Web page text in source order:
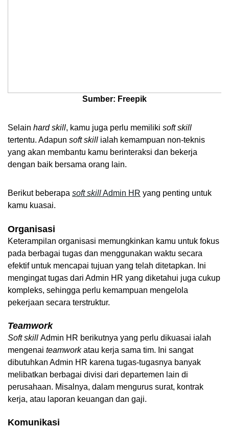
Sumber: Freepik
Selain hard skill, kamu juga perlu memiliki
tertentu. Adapun soft skill ialah kemampuan non-teknis
yang akan membantu kamu berinteraksi dan bekerja
dengan baik bersama orang lain.
Berikut beberapa soft skill Admin HR yang penting untuk
kamu kuasai.
Organisasi
Keterampilan organisasi memungkinkan kamu untuk fokus
pada berbagai tugas dan menggunakan waktu secara
efektif untuk mencapai tujuan yang telah ditetapkan. Ini
mengingat tugas dari Admin HR yang diketahui juga cukup
kompleks, sehingga perlu kemampuan mengelola
pekerjaan secara terstruktur.
Teamwork
Soft skill Admin HR berikutnya yang perlu dikuasai ialah
mengenai teamwork atau kerja sama tim. Ini sangat
dibutuhkan Admin HR karena tugas-tugasnya banyak
melibatkan berbagai divisi dari departemen lain di
perusahaan. Misalnya, dalam mengurus surat, kontrak
kerja, atau laporan keuangan dan gaji.
Komunikasi